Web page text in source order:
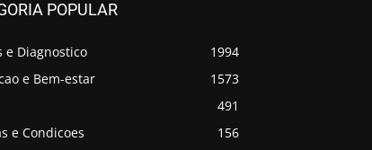
POPULAR
e Diagnostico
1994
e Bem-estar
1573
491
e Condicoes
156